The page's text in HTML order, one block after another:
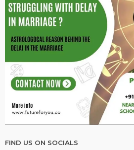
FIND US ON SOCIALS